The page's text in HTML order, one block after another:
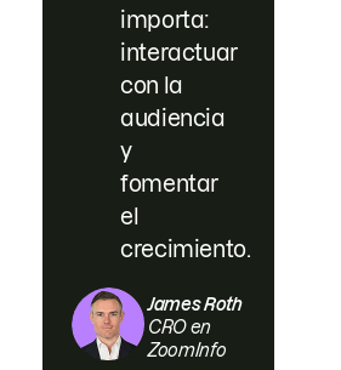
importa:
interactuar
con la
audiencia
y
fomentar
el
crecimiento.
James Roth
CRO en
ZoomInfo